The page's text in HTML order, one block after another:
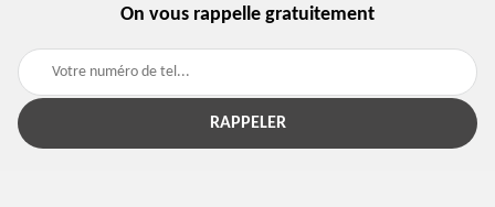
On vous rappelle gratuitement